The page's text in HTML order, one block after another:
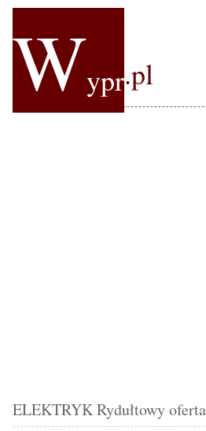
Wypr.pl
ELEKTRYK Rydułtowy